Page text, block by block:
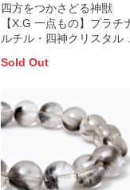
四方をつかさどる神獣
【X.G 一点もの】プラチ
ルチル・四神クリスタル
Sold Out